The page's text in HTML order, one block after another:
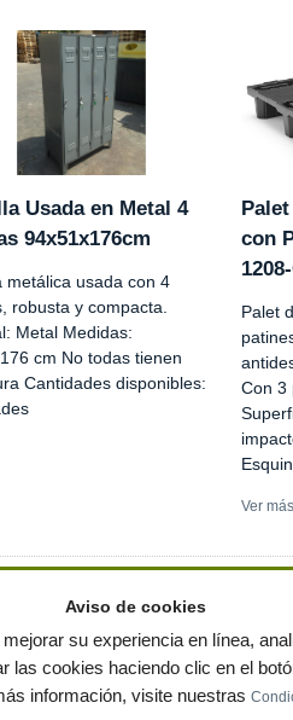
Usada en Metal 4
94x51x176cm
metálica usada con 4
robusta y compacta.
Metal Medidas:
cm No todas tienen
Cantidades disponibles:
con
Palet
Con 3
Ver más
|Condiciones de uso| Contacto|Editores
Aviso de cookies
su experiencia en línea,
las cookies haciendo clic en el
información, visite nuestras